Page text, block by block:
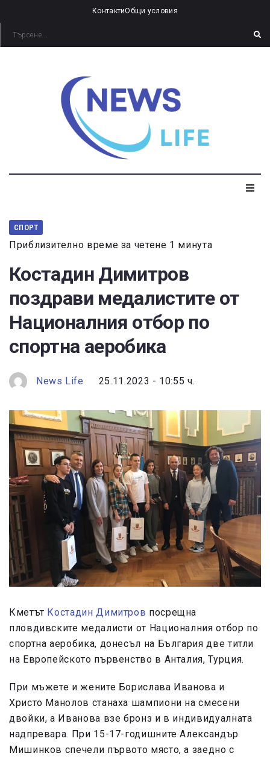
КонтактиОбщи условия
СПОРТ
Приблизително време за четене 1 минута
Костадин Димитров
поздрави медалистите от
Националния отбор по
спортна аеробика
News Life 25.11.2023 - 10:55 ч.
Кметът Костадин Димитров посрещна
пловдивските медалисти от Националния отбор по
спортна аеробика, донесъл на България две титли
на Европейското първенство в Анталия, Турция.
При мъжете и жените Борислава Иванова и
Христо Манолов станаха шампиони на смесени
двойки, а Иванова взе бронз и в индивидуалната
надпревара. При 15-17-годишните Александър
Мишинков спечели първото място, а заедно с